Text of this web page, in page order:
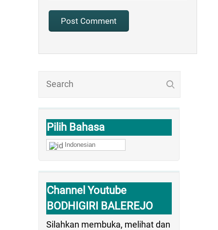
Pilih Bahasa
Indonesian
Channel Youtube
BODHIGIRI BALEREJO
Silahkan membuka, melihat dan